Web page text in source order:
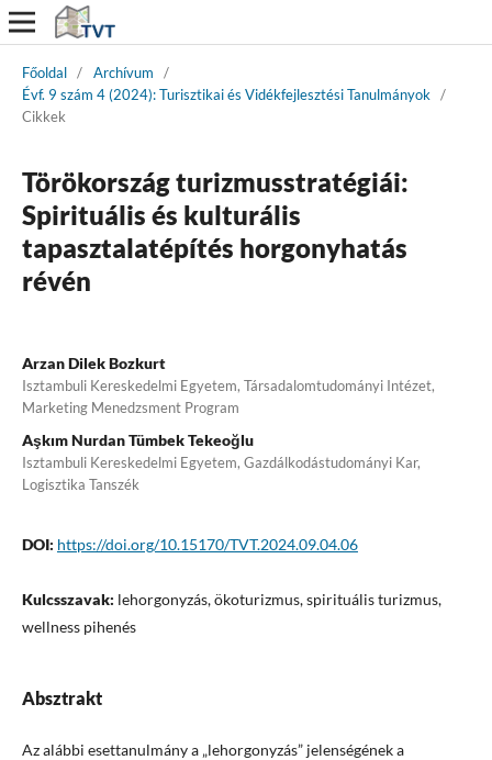
Főoldal / Archívum
/
Évf. 9 szám 4 (2024): Turisztikai és Vidékfejlesztési Tanulmányok /
Cikkek
Törökország turizmusstratégiái:
Spirituális és kulturális
tapasztalatépítés horgonyhatás
révén
Arzan Dilek Bozkurt
Isztambuli Kereskedelmi Egyetem, Társadalomtudományi Intézet,
Marketing Menedzsment Program
Aşkım Nurdan Tümbek Tekeoğlu
Isztambuli Kereskedelmi Egyetem, Gazdálkodástudományi Kar,
Logisztika Tanszék
DOI: https://doi.org/10.15170/TVT.2024.09.04.06
Kulcsszavak: lehorgonyzás, ökoturizmus, spirituális turizmus,
wellness pihenés
Absztrakt
Az alábbi esettanulmány a „lehorgonyzás” jelenségének a